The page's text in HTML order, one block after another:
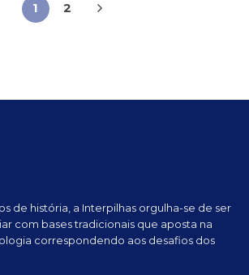
1 2
de história, a Interpilhas orgulha-se de ser
com bases tradicionais que aposta na
correspondendo aos desafios dos